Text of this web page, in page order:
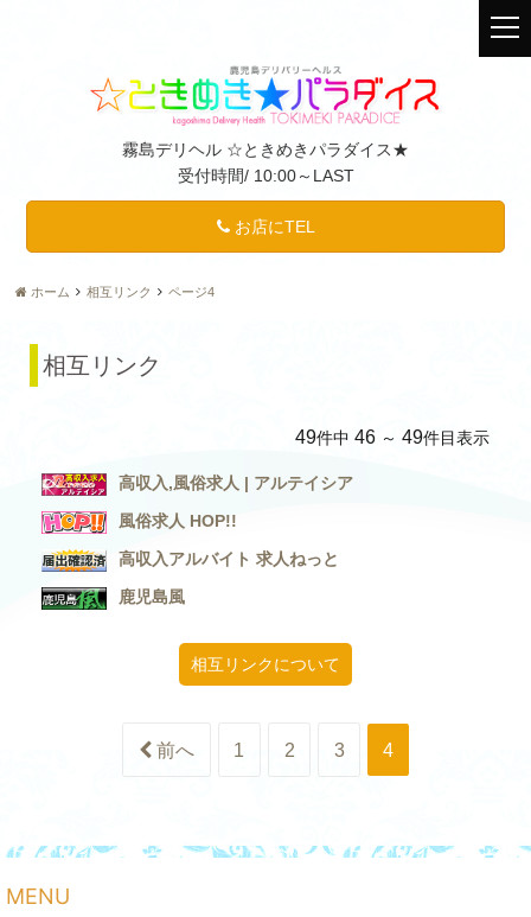
霧島デリヘル ☆ときめきパラダイス★
受付時間/ 10:00～LAST
お店にTEL
ホーム 相互リンク ページ4
相互リンク
49件中 46 ～ 49件目表示
高収入,風俗求人 | アルテイシア
風俗求人 HOP!!
高収入アルバイト 求人ねっと
鹿児島風
相互リンクについて
前へ 1 2 3 4
MENU
t
o
a
i